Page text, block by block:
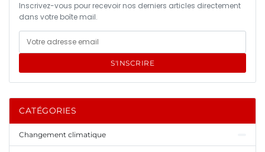
Inscrivez-vous pour recevoir nos derniers articles directement
dans votre boîte mail.
S'INSCRIRE
CATÉGORIES
Changement climatique